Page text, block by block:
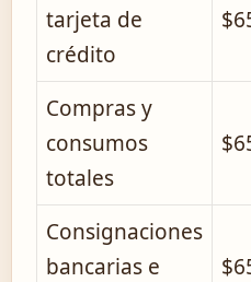
tarjeta de
crédito
Compras y
consumos
totales
Consignaciones
bancarias e